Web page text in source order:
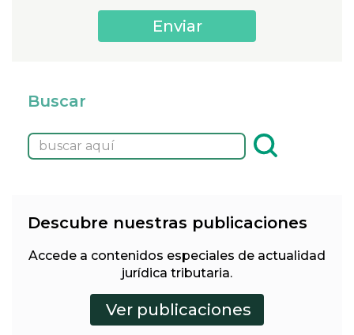
Buscar
Descubre nuestras publicaciones
Accede a contenidos especiales de actualidad
jurídica tributaria.